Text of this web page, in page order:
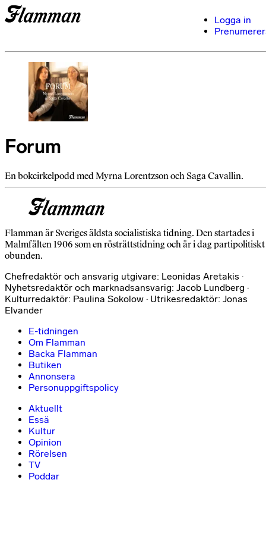
Logga in
Forum
En bokcirkelpodd med Myrna Lorentzson och Saga Cavallin.
Flamman är Sveriges äldsta socialistiska tidning. Den startades i
Malmfälten 1906 som en rösträttstidning och är i dag partipolitiskt
obunden.
Chefredaktör och ansvarig utgivare: Leonidas Aretakis ·
Nyhetsredaktör och marknadsansvarig: Jacob Lundberg ·
Kulturredaktör: Paulina Sokolow · Utrikesredaktör: Jonas
Elvander
E-tidningen
Om Flamman
Backa Flamman
Butiken
Annonsera
Personuppgiftspolicy
Aktuellt
Essä
Kultur
Opinion
Rörelsen
TV
Poddar